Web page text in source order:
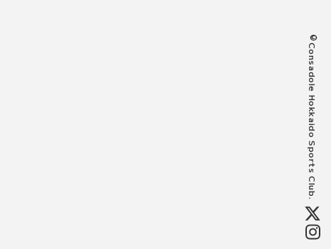
©Consadole Hokkaido Sports Club.